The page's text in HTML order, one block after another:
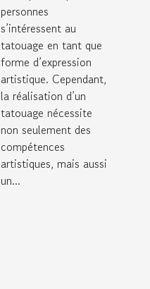
personnes
s’intéressent au
tatouage en tant que
forme d’expression
artistique. Cependant,
la réalisation d’un
tatouage nécessite
non seulement des
compétences
artistiques, mais aussi
un...